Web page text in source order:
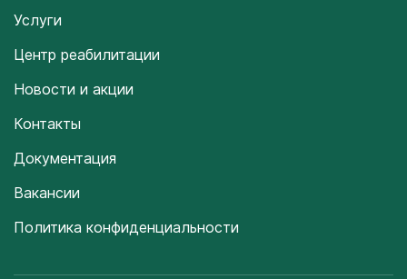
Услуги
Центр реабилитации
Новости и акции
Контакты
Документация
Вакансии
Политика конфиденциальности